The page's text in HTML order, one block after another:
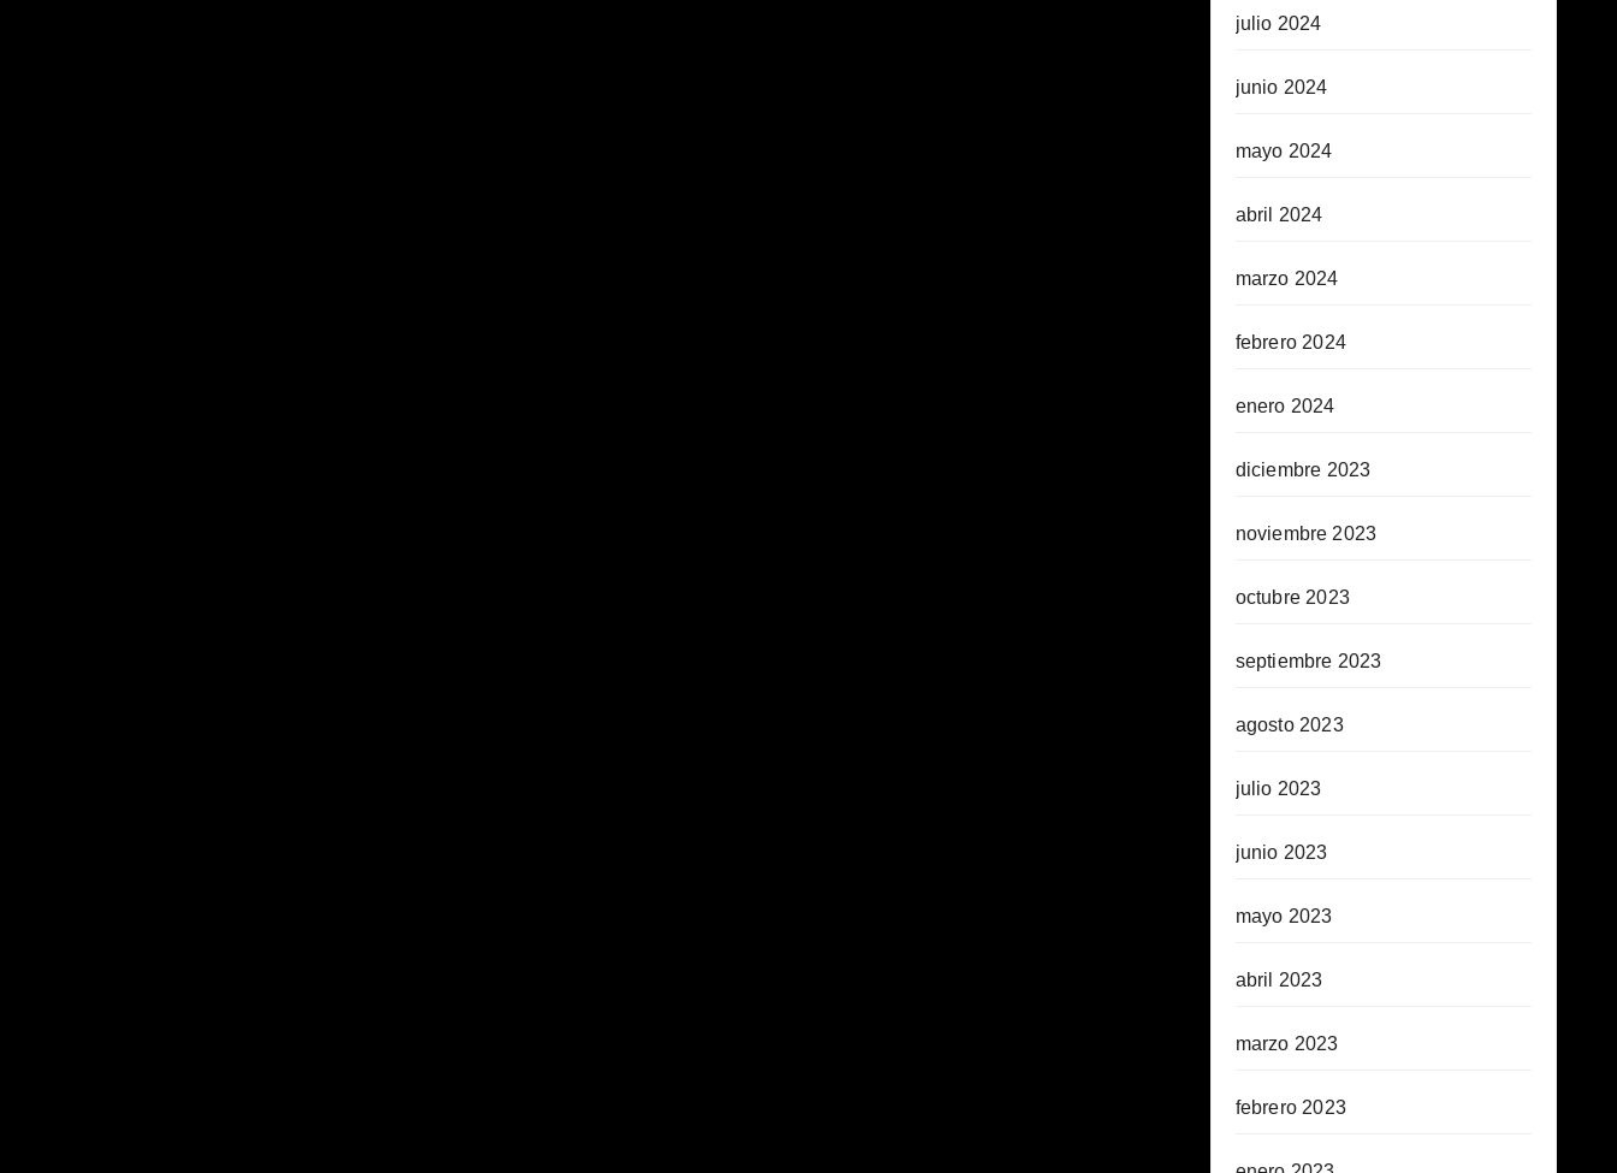
julio 2024
junio 2024
mayo 2024
abril 2024
marzo 2024
febrero 2024
enero 2024
diciembre 2023
noviembre 2023
octubre 2023
septiembre 2023
agosto 2023
julio 2023
junio 2023
mayo 2023
abril 2023
marzo 2023
febrero 2023